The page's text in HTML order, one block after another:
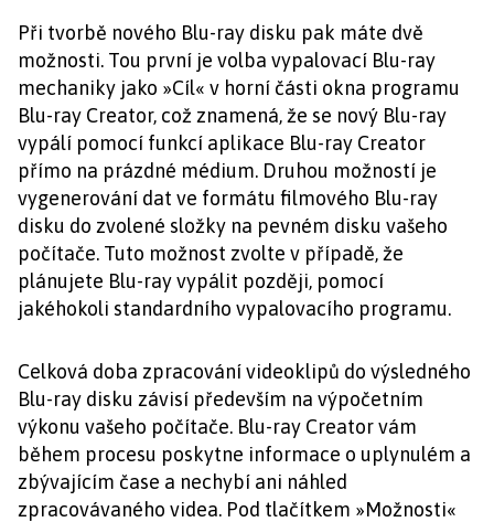
Při tvorbě nového Blu-ray disku pak máte dvě
možnosti. Tou první je volba vypalovací Blu-ray
mechaniky jako »Cíl« v horní části okna programu
Blu-ray Creator, což znamená, že se nový Blu-ray
vypálí pomocí funkcí aplikace Blu-ray Creator
přímo na prázdné médium. Druhou možností je
vygenerování dat ve formátu filmového Blu-ray
disku do zvolené složky na pevném disku vašeho
počítače. Tuto možnost zvolte v případě, že
plánujete Blu-ray vypálit později, pomocí
jakéhokoli standardního vypalovacího programu.
Celková doba zpracování videoklipů do výsledného
Blu-ray disku závisí především na výpočetním
výkonu vašeho počítače. Blu-ray Creator vám
během procesu poskytne informace o uplynulém a
zbývajícím čase a nechybí ani náhled
zpracovávaného videa. Pod tlačítkem »Možnosti«